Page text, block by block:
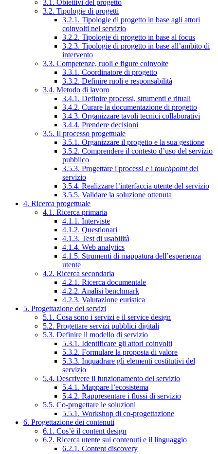
3.1. Obiettivi del progetto
3.2. Tipologie di progetti
3.2.1. Tipologie di progetto in base agli attori
coinvolti nel servizio
3.2.2. Tipologie di progetto in base al focus
3.2.3. Tipologie di progetto in base all’ambito di
intervento
3.3. Competenze, ruoli e figure coinvolte
3.3.1. Coordinatore di progetto
3.3.2. Definire ruoli e responsabilità
3.4. Metodo di lavoro
3.4.1. Definire processi, strumenti e rituali
3.4.2. Curare la documentazione di progetto
3.4.3. Organizzare tavoli tecnici collaborativi
3.4.4. Prendere decisioni
3.5. Il processo progettuale
3.5.1. Organizzare il progetto e la sua gestione
3.5.2. Comprendere il contesto d’uso del servizio
pubblico
3.5.3. Progettare i processi e i touchpointdel
servizio
3.5.4. Realizzare l’interfaccia utente del servizio
3.5.5. Validare la soluzione ottenuta
4. Ricerca progettuale
4.1. Ricerca primaria
4.1.1. Interviste
4.1.2. Questionari
4.1.3. Test di usabilità
4.1.4. Web analytics
4.1.5. Strumenti di mappatura dell’esperienza
utente
4.2. Ricerca secondaria
4.2.1. Ricerca documentale
4.2.2. Analisi benchmark
4.2.3. Valutazione euristica
5. Progettazione dei servizi
5.1. Cosa sono i servizi e il service design
5.2. Progettare servizi pubblici digitali
5.3. Definire il modello di servizio
5.3.1. Identificare gli attori coinvolti
5.3.2. Formulare la proposta di valore
5.3.3. Inquadrare gli elementi costitutivi del
servizio
5.4. Descrivere il funzionamento del servizio
5.4.1. Mappare l’ecosistema
5.4.2. Rappresentare i flussi di servizio
5.5. Co-progettare le soluzioni
5.5.1. Workshop di co-progettazione
6. Progettazione dei contenuti
6.1. Cos’è il content design
6.2. Ricerca utente sui contenuti e il linguaggio
6.2.1. Content discovery